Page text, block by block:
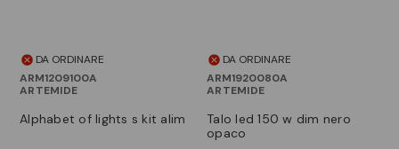
DA ORDINARE
ARM1209100A
ARTEMIDE
alphabet of lights s kit alim
DA ORDINARE
ARM1920080A
ARTEMIDE
talo led 150 w dim nero
opaco